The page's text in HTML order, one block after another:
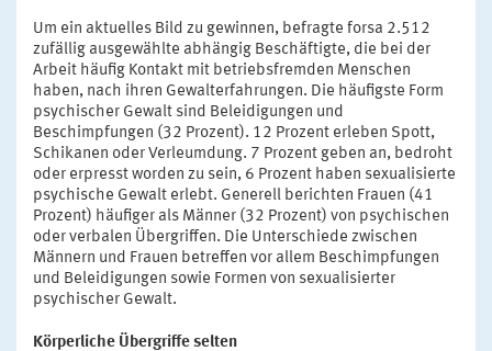
Um ein aktuelles Bild zu gewinnen, befragte forsa 2.512
zufällig ausgewählte abhängig Beschäftigte, die bei der
Arbeit häufig Kontakt mit betriebsfremden Menschen
haben, nach ihren Gewalterfahrungen. Die häufigste Form
psychischer Gewalt sind Beleidigungen und
Beschimpfungen (32 Prozent). 12 Prozent erleben Spott,
Schikanen oder Verleumdung. 7 Prozent geben an, bedroht
oder erpresst worden zu sein, 6 Prozent haben sexualisierte
psychische Gewalt erlebt. Generell berichten Frauen (41
Prozent) häufiger als Männer (32 Prozent) von psychischen
oder verbalen Übergriffen. Die Unterschiede zwischen
Männern und Frauen betreffen vor allem Beschimpfungen
und Beleidigungen sowie Formen von sexualisierter
psychischer Gewalt.
Körperliche Übergriffe selten